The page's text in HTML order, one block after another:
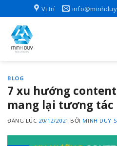
to
content
Vị trí
BLOG
7 xu hướng
mang lại tương tác
ĐĂNG LÚC 20/12/2021 BỞI MINH DUY